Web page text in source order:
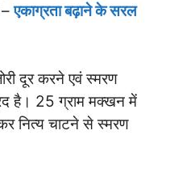
–एकाग्रता बढ़ाने के सरल
दूर करने एवं स्मरण
है। 25 ग्राम मक्खन में
नित्य चाटने से स्मरण